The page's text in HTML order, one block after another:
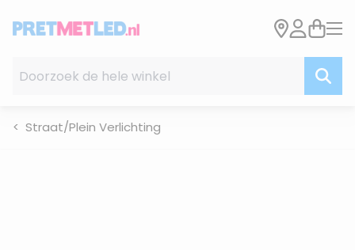
Straat/Plein Verlichting